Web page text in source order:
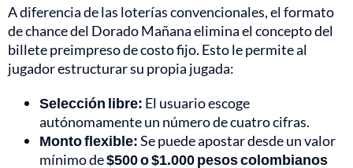
A diferencia de las loterías convencionales, el formato
de chance del Dorado Mañana elimina el concepto del
billete preimpreso de costo fijo. Esto le permite al
jugador estructurar su propia jugada:
Selección libre: El usuario escoge
autónomamente un número de cuatro cifras.
Monto flexible:Se puede apostar desde un valor
mínimo de$500 o $1.000 pesos colombianos